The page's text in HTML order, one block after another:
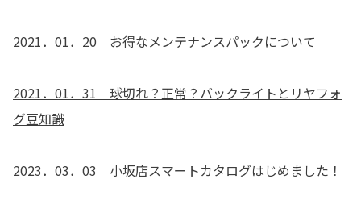
2021．01．20 お得なメンテナンスパックについて
2021．01．31 球切れ？正常？バックライトとリヤフォ
グ豆知識
2023．03．03 小坂店スマートカタログはじめました！